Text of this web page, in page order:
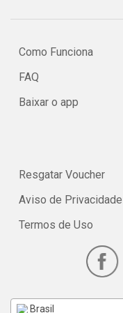
Como Funciona
FAQ
Baixar o app
Resgatar Voucher
Aviso de Privacidade
Termos de Uso
Brasil